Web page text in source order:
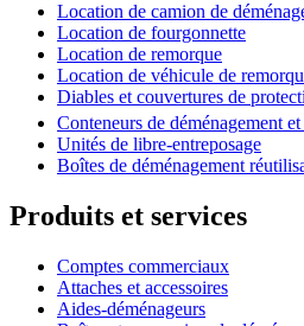
Location de camion de
Location de fourgonnette
Location de remorque
Location de véhicule de
Diables et couvertures de
Conteneurs de déménagement
Unités de libre-entreposage
Boîtes de déménagement
Produits et services
Comptes commerciaux
Attaches et accessoires
Aides-déménageurs